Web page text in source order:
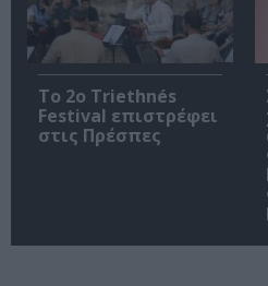
Το 2ο Triethnés
Festival επιστρέφει
στις Πρέσπες